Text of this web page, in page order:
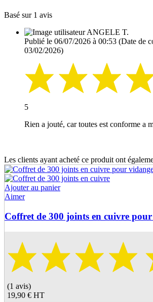
Basé sur 1 avis
ANGELE T.
Publié le 06/07/2026 à 00:53 (Date de
03/02/2026)
5
Rien a jouté, car toutes est conforme a
Les clients ayant acheté ce produit ont
Ajouter au panier
Aimer
Coffret de 300 joints en cuivre
(1 avis)
19,90 € HT